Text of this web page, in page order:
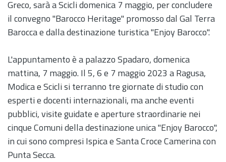
Greco, sarà a Scicli domenica 7 maggio, per concludere
il convegno "Barocco Heritage" promosso dal Gal Terra
Barocca e dalla destinazione turistica "Enjoy Barocco".
L'appuntamento è a palazzo Spadaro, domenica
mattina, 7 maggio. Il 5, 6 e 7 maggio 2023 a Ragusa,
Modica e Scicli si terranno tre giornate di studio con
esperti e docenti internazionali, ma anche eventi
pubblici, visite guidate e aperture straordinarie nei
cinque Comuni della destinazione unica "Enjoy Barocco",
in cui sono compresi Ispica e Santa Croce Camerina con
Punta Secca.